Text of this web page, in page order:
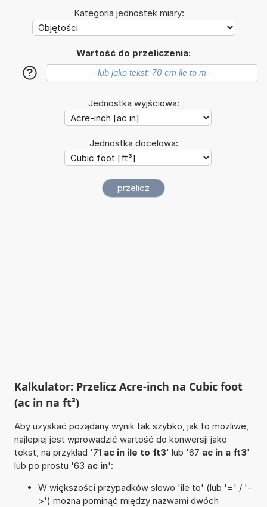
Kategoria jednostek miary:
Wartość do przeliczenia:
?
Jednostka wyjściowa:
Jednostka docelowa:
Kalkulator: Przelicz Acre-inch na Cubic foot
(ac in na ft³)
Aby uzyskać pożądany wynik tak szybko, jak to możliwe,
najlepiej jest wprowadzić wartość do konwersji jako
tekst, na przykład '71 ac in ile to ft3' lub '67 ac in a ft3'
lub po prostu '63 ac in':
W większości przypadków słowo 'ile to' (lub '=' / '-
>') można pominąć między nazwami dwóch